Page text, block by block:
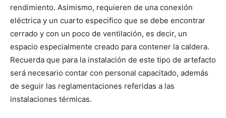
rendimiento. Asimismo, requieren de una conexión
eléctrica y un cuarto especifico que se debe encontrar
cerrado y con un poco de ventilación, es decir, un
espacio especialmente creado para contener la caldera.
Recuerda que para la instalación de este tipo de artefacto
será necesario contar con personal capacitado, además
de seguir las reglamentaciones referidas a las
instalaciones térmicas.